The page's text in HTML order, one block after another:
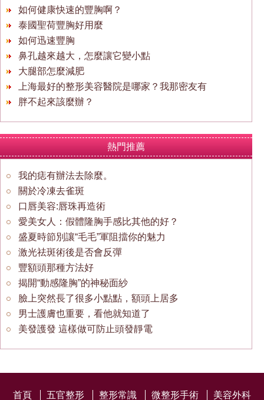
如何健康快速的豐胸啊？
泰國聖荷豐胸好用麼
如何迅速豐胸
鼻孔越來越大，怎麼讓它變小點
大腿部怎麼減肥
上海最好的整形美容醫院是哪家？我那密友有
胖不起來該麼辦？
熱門推薦
我的痣有辦法去除麼。
關於冷凍去雀斑
口唇美容:唇珠再造術
愛美女人：假體隆胸手感比其他的好？
盛夏時節別讓“毛毛”軍阻擋你的魅力
激光祛斑術後是否會反彈
豐額頭那種方法好
揭開“動感隆胸”的神秘面紗
臉上突然長了很多小點點，額頭上居多
男士護膚也重要，看他就知道了
美發護發 這樣做可防止頭發靜電
首頁 五官整形 整形常識 微整形手術 美容外科